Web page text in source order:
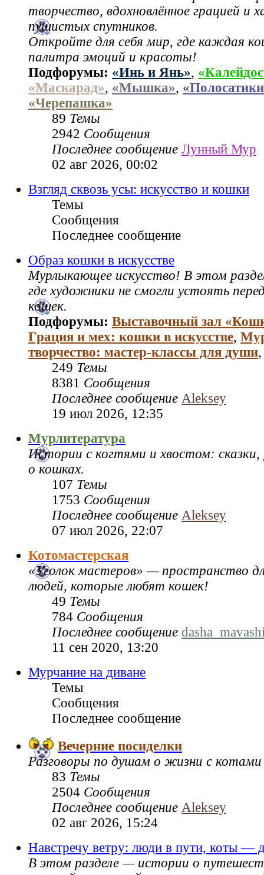
творчество, вдохновлённое грацией и
пушистых спутников.
Откройте для себя мир, где каждая
палитра эмоций и красоты!
Подфорумы: «Инь и Янь»,
«Маскарад», «Мышка»,
«Черепашка»
89 Темы
2942 Сообщения
Последнее сообщение Лунный Мур
02 авг 2026, 00:02
Взгляд сквозь усы: искусство и кошки
Темы
Сообщения
Последнее сообщение
Образ кошки в искусстве
Мурлыкающее искусство! В этом
где художники не смогли устоять
кошек.
Подфорумы: Выставочный зал
Грация и мех: кошки в искусстве,
творчество: мастер‑классы для души
249 Темы
8381 Сообщения
Последнее сообщение Aleksey
19 июл 2026, 12:35
Мурлитература
Истории с когтями и хвостом: сказки,
о кошках.
107 Темы
1753 Сообщения
Последнее сообщение Aleksey
07 июл 2026, 22:07
Котомастерская
«Уголок мастеров» — пространство
людей, которые любят кошек!
49 Темы
784 Сообщения
Последнее сообщение
11 сен 2020, 13:20
Мурчание на диване
Темы
Сообщения
Последнее сообщение
Вечерние посиделки
Разговоры по душам о жизни с котами
83 Темы
2504 Сообщения
Последнее сообщение Aleksey
02 авг 2026, 15:24
Навстречу ветру: люди в пути, коты —
В этом разделе — истории о